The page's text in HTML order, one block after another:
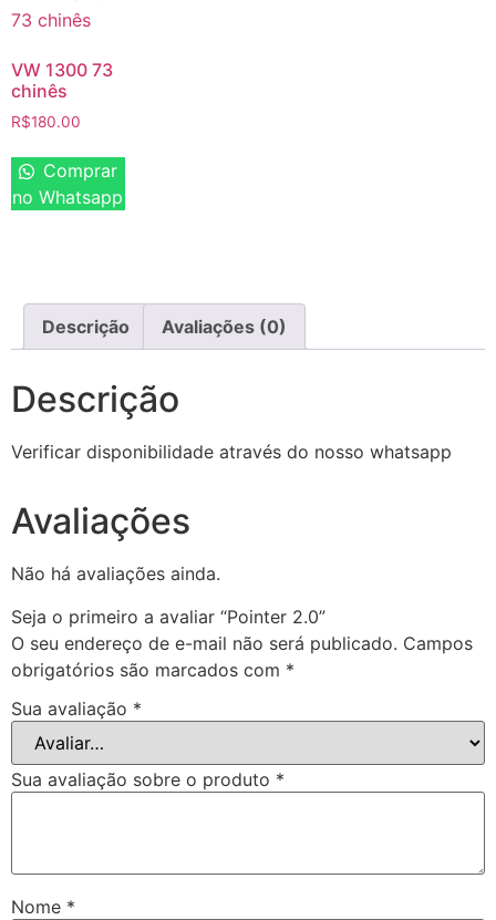
VW 1300 73
chinês
R$180.00
Comprar
no Whatsapp
Descrição Avaliações (0)
Descrição
Verificar disponibilidade através do nosso whatsapp
Avaliações
Não há avaliações ainda.
Seja o primeiro a avaliar “Pointer 2.0”
O seu endereço de e-mail não será publicado. Campos
obrigatórios são marcados com *
Sua avaliação *
Sua avaliação sobre o produto *
Nome *